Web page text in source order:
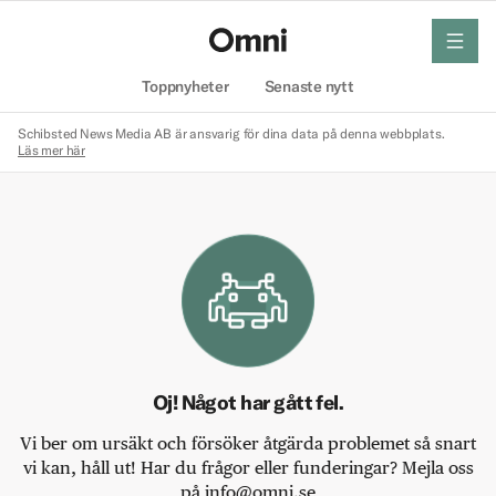
Toppnyheter Senaste nytt
meny
Schibsted News Media AB är ansvarig för dina data på denna webbplats.
Läs mer här
Oj! Något har gått fel.
Vi ber om ursäkt och försöker åtgärda problemet så snart
vi kan, håll ut! Har du frågor eller funderingar? Mejla oss